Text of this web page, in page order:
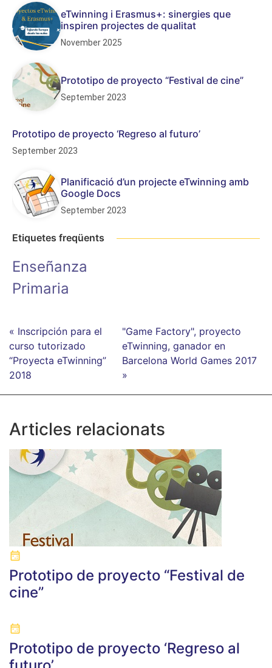
eTwinning i Erasmus+: sinergies que
inspiren projectes de qualitat
November 2025
Prototipo de proyecto “Festival de cine”
September 2023
Prototipo de proyecto ‘Regreso al futuro’
September 2023
Planificació d’un projecte eTwinning amb
Google Docs
September 2023
Etiquetes freqüents
Enseñanza
Primaria
« Inscripción para el
curso tutorizado
“Proyecta eTwinning”
2018
"Game Factory", proyecto
eTwinning, ganador en
Barcelona World Games 2017
»
Articles relacionats
Prototipo de proyecto “Festival de
cine”
Prototipo de proyecto ‘Regreso al